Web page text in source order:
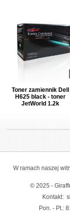
Toner zamiennik Dell
H625 black - toner
JetWorld 1.2k
W ramach naszej
© 2025 -
Kontakt:
Pon. - Pt.: